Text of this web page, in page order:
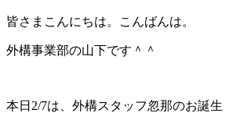
皆さまこんにちは。こんばんは。
外構事業部の山下です＾＾
本日2/7は、外構スタッフ忽那のお誕生